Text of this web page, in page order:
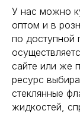
У нас можно
оптом и в
по доступной
сайте или же
ресурс
стеклянные
жидкостей,